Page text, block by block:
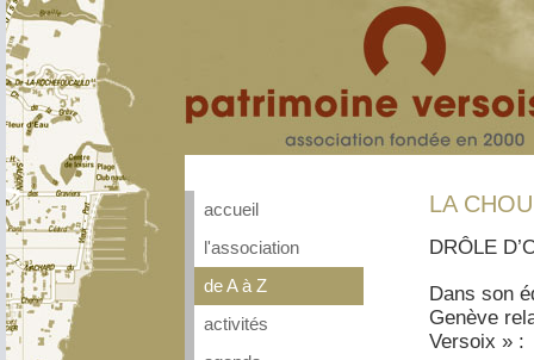
accueil
l'association
de A à Z
activités
LA
DRÔLE
Dans son
Genève
Versoix » :